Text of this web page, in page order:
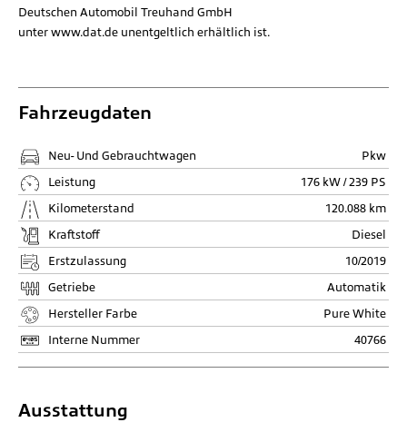
Deutschen Automobil Treuhand GmbH
unter www.dat.de unentgeltlich erhältlich ist.
Fahrzeugdaten
Neu- Und Gebrauchtwagen
Pkw
Leistung
176 kW / 239 PS
Kilometerstand
120.088 km
Kraftstoff
Diesel
Erstzulassung
10/2019
Getriebe
Automatik
Hersteller Farbe
Pure White
Interne Nummer
40766
Ausstattung